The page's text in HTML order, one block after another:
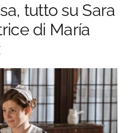
tutto su Sara
di María